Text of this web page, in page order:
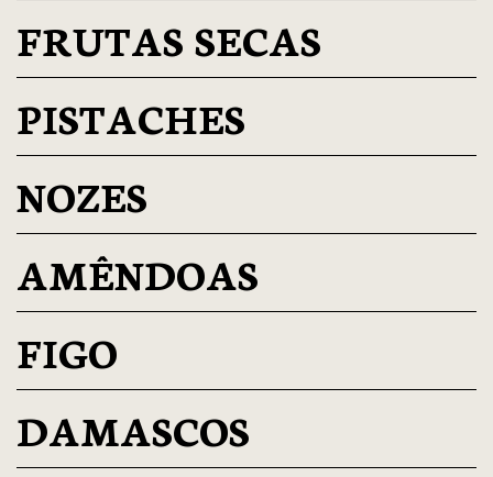
FRUTAS SECAS
PISTACHES
NOZES
AMÊNDOAS
FIGO
DAMASCOS